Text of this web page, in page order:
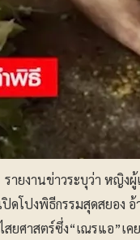
ายงานข่าวระบุว่า หญิงผู้
ดโปงพิธีกรรมสุดสยอง
สยศาสตร์ซึ่ง“เณรแอ”เ